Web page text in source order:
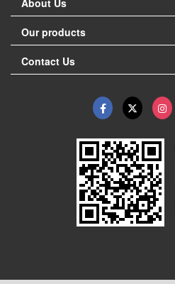
Our products
Contact Us